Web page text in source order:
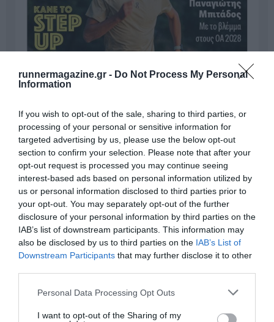
runnermagazine.gr - Do Not Process My Personal
Information
If you wish to opt-out of the sale, sharing to third parties, or
processing of your personal or sensitive information for
targeted advertising by us, please use the below opt-out
section to confirm your selection. Please note that after your
opt-out request is processed you may continue seeing
interest-based ads based on personal information utilized by
us or personal information disclosed to third parties prior to
your opt-out. You may separately opt-out of the further
disclosure of your personal information by third parties on the
IAB’s list of downstream participants. This information may
also be disclosed by us to third parties on the IAB’s List of
Downstream Participants that may further disclose it to other
Personal Data Processing Opt Outs
I want to opt-out of the Sharing of my
Γίνε Συνδρομητής
Βρες το RUNNER!